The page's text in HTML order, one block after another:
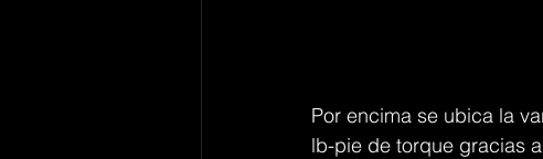
Por encima se ubica la
lb-pie de torque gracias